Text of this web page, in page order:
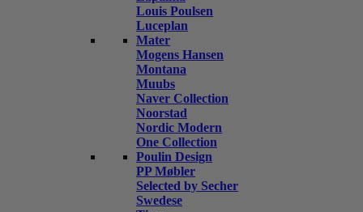
Louis Poulsen
Luceplan
Mater
Mogens Hansen
Montana
Muubs
Naver Collection
Noorstad
Nordic Modern
One Collection
Poulin Design
PP Møbler
Selected by Secher
Swedese